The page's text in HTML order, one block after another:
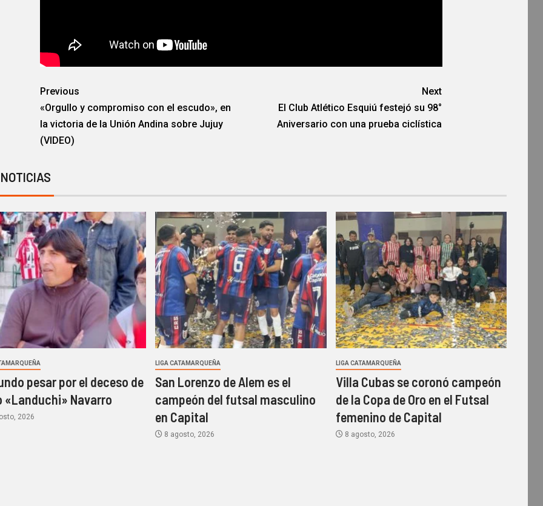
Previous
«Orgullo y compromiso con el escudo», en
la victoria de la Unión Andina sobre Jujuy
(VIDEO)
Next
El Club Atlético Esquiú festejó su 98°
Aniversario con una prueba ciclística
pesar por el deceso de
«Landuchi» Navarro
2026
LIGA CATAMARQUEÑA
San Lorenzo de Alem es el
campeón del futsal masculino
en Capital
8 agosto, 2026
LIGA CATAMARQUEÑA
Villa Cubas se coronó campeón
de la Copa de Oro en el Futsal
femenino de Capital
8 agosto, 2026